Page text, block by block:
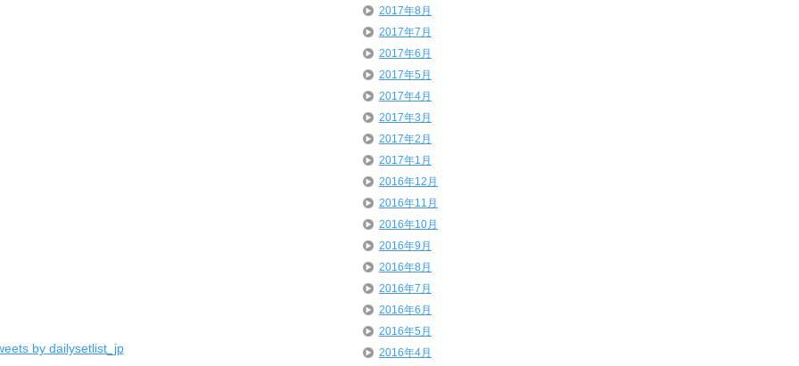
by dailysetlist_jp
2017年8月
2017年7月
2017年6月
2017年5月
2017年4月
2017年3月
2017年2月
2017年1月
2016年12月
2016年11月
2016年10月
2016年9月
2016年8月
2016年7月
2016年6月
2016年5月
2016年4月